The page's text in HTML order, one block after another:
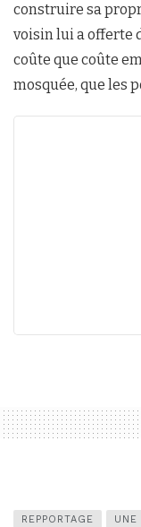
construire sa
voisin lui a offerte
coûte que coûte
mosquée, que les
REPPORTAGE UNE